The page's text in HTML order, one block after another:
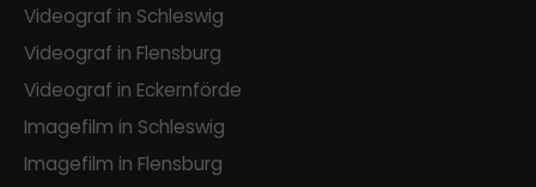
Videograf in Schleswig
Videograf in Flensburg
Videograf in Eckernförde
Imagefilm in Schleswig
Imagefilm in Flensburg